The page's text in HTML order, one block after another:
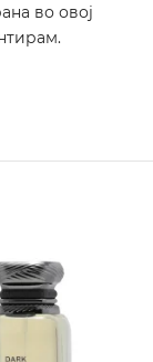
во овој